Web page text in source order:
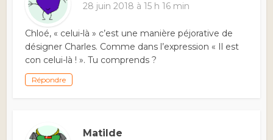
28 juin 2018 à 15 h 16 min
Chloé, « celui-là » c’est une manière péjorative de
désigner Charles. Comme dans l’expression « Il est
con celui-là ! ». Tu comprends ?
Répondre
Matilde